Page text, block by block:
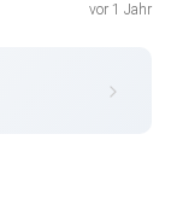
vor 1 Jahr